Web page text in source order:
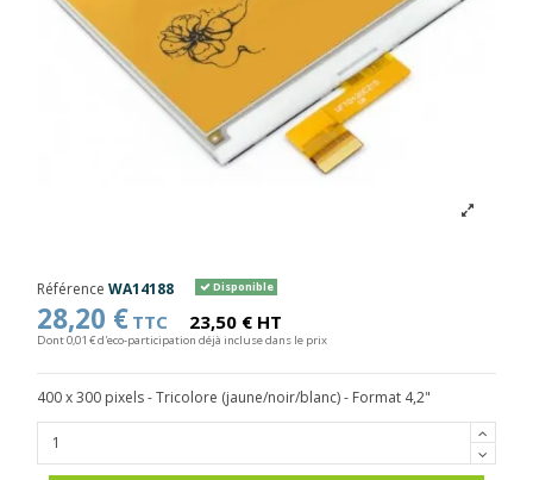
Référence WA14188 Disponible
28,20 € TTC 23,50 € HT
Dont 0,01 € d'eco-participation déjà incluse dans le prix
400 x 300 pixels - Tricolore (jaune/noir/blanc) - Format 4,2"